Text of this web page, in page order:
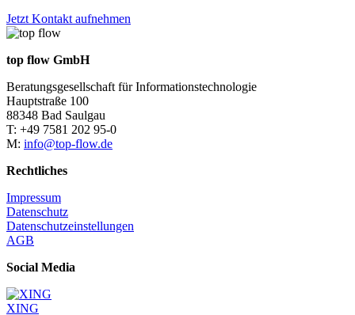
Jetzt Kontakt aufnehmen
top flow GmbH
Beratungsgesellschaft für Informationstechnologie
Hauptstraße 100
88348 Bad Saulgau
T: +49 7581 202 95-0
M: info@top-flow.de
Rechtliches
Impressum
Datenschutz
Datenschutzeinstellungen
AGB
Social Media
XING